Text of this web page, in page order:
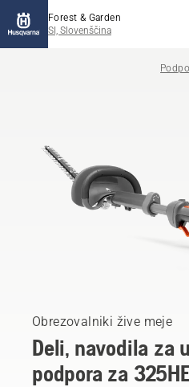
Forest & Garden
SI, Slovenščina
Obrezovalniki žive meje
Deli, navodila za
podpora za